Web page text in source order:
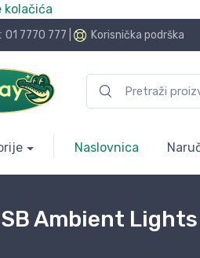
kolačića
01 7770 777 Korisnička podrška
Naslovnica
Ambient